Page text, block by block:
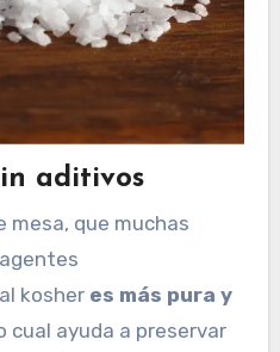
aditivos
mesa, que muchas
kosher es más pura y
cual ayuda a preservar